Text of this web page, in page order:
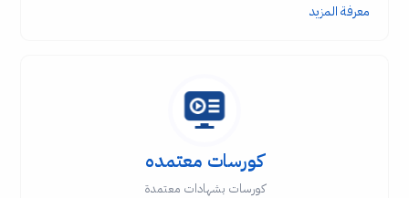
معرفة المزيد
كورسات معتمده
كورسات بشهادات معتمدة